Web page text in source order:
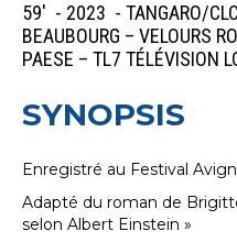
59' - 2023 - TANGARO/
BEAUBOURG – VELOURS
PAESE – TL7 TÉLÉVISION
SYNOPSIS
Enregistré au Festival
Adapté du roman de
selon Albert Einstein »